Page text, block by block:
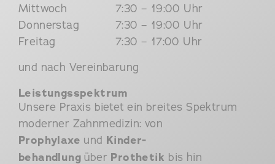
Mittwoch
7:30 – 19:00 Uhr
Donnerstag
7:30 – 19:00 Uhr
Freitag
7:30 – 17:00 Uhr
und nach Vereinbarung
Leistungsspektrum
Unsere Praxis bietet ein breites Spektrum
moderner Zahnmedizin: von
Prophylaxe und Kinder­
behandlung über Prothetik bis hin